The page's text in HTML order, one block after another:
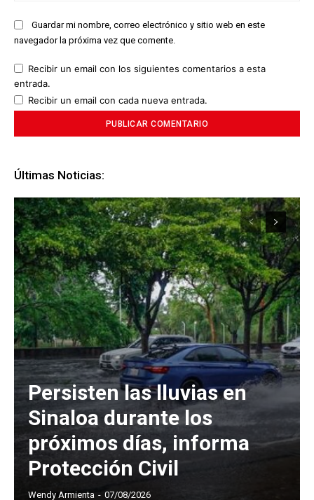
Guardar mi nombre, correo electrónico y sitio web en este
navegador la próxima vez que comente.
Recibir un email con los siguientes comentarios a esta
entrada.
Recibir un email con cada nueva entrada.
Últimas Noticias:
Persisten las lluvias en
Sinaloa durante los
próximos días, informa
Protección Civil
Wendy Armienta - 07/08/2026